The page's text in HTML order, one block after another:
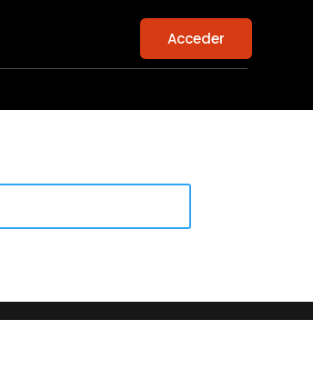
Acceder